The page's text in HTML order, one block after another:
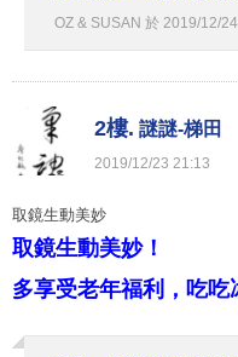
OZ & SUSAN 於 2019/12/24
2樓. 謎謎-梯田
2019/12/23 21:13
取鏡生動美妙
取鏡生動美妙！
多享受老年福利，吃吃